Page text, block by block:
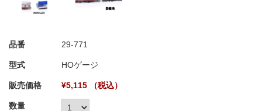
品番 29-771
型式 HOゲージ
販売価格 ¥5,115 （税込）
数量